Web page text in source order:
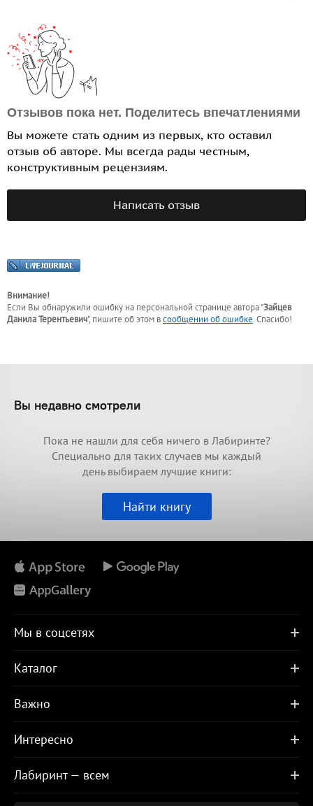
Отзывов пока нет. Поделитесь впечатлениями
Вы можете стать одним из первых, кто оставил
отзыв об авторе. Мы всегда рады честным,
конструктивным рецензиям.
Написать отзыв
Внимание!
Если Вы обнаружили ошибку на персональной странице автора "Зайцев
Данила Терентьевич", пишите об этом всообщении об ошибке. Спасибо!
Вы недавно смотрели
Пока не нашли для себя ничего в Лабиринте?
Специально для таких случаев мы каждый
день выбираем лучшие книги:
Найти книгу
Мы в соцсетях
Каталог
Важно
Интересно
Лабиринт — всем